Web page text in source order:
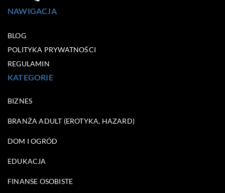
NAWIGACJA
BLOG
POLITYKA PRYWATNOŚCI
REGULAMIN
KATEGORIE
BIZNES
BRANŻA ADULT (EROTYKA, HAZARD)
DOM I OGRÓD
EDUKACJA
FINANSE OSOBISTE